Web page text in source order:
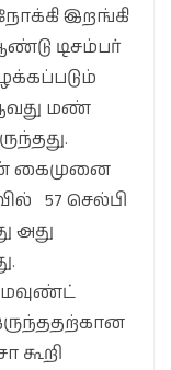
இறங்கி
டிசம்பர்
மண்
கைமுனை
57 செல்பி
அது
கூறி